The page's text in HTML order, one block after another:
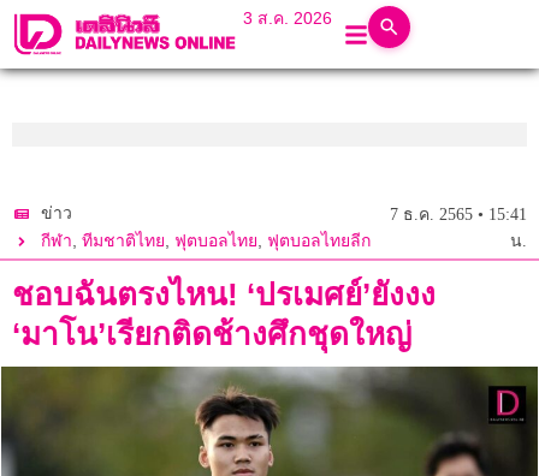
3 ส.ค. 2026
ข่าว
กีฬา, ทีมชาติไทย, ฟุตบอลไทย, ฟุตบอลไทยลีก
7 ธ.ค. 2565 • 15:41
น.
ชอบฉันตรงไหน! ‘ปรเมศย์’ยังงง
‘มาโน’เรียกติดช้างศึกชุดใหญ่